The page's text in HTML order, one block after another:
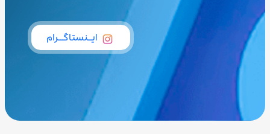
ایــنستاگـــرام